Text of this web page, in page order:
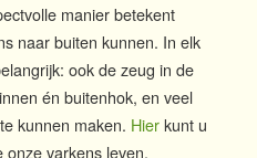
manier betekent
naar buiten kunnen. In elk
ook de zeug in de
én buitenhok, en veel
kunnen maken. Hierkunt u
onze varkens leven.